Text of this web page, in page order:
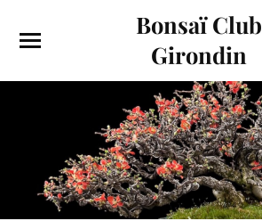
Bonsaï Club
Girondin